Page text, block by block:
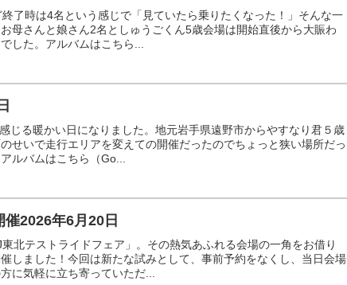
了時は4名という感じで「見ていたら乗りたくなった！」そんな一
母さんと娘さん2名としゅうごくん5歳会場は開始直後から大賑わ
した。アルバムはこちら...
じる暖かい日になりました。地元岩手県遠野市からやすなり君５歳
せいで走行エリアを変えての開催だったのでちょっと狭い場所だっ
ルバムはこちら（Go...
2026年6月20日
北テストライドフェア」。その熱気あふれる会場の一角をお借り
しました！今回は新たな試みとして、事前予約をなくし、当日会場
に気軽に立ち寄っていただ...